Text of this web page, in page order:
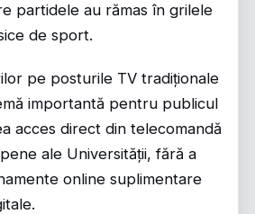
partidele au rămas în grilele
de sport.
pe posturile TV tradiționale
importantă pentru publicul
acces direct din telecomandă
ale Universității, fără a
online suplimentare